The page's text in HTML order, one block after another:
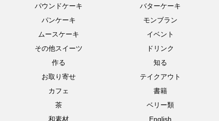
パウンドケーキ
バターケーキ
パンケーキ
モンブラン
ムースケーキ
イベント
その他スイーツ
ドリンク
作る
知る
お取り寄せ
テイクアウト
カフェ
書籍
茶
ベリー類
和素材
English